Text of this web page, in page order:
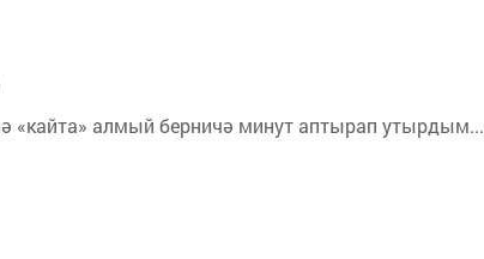
«кайта» алмый берничә минут аптырап утырдым...